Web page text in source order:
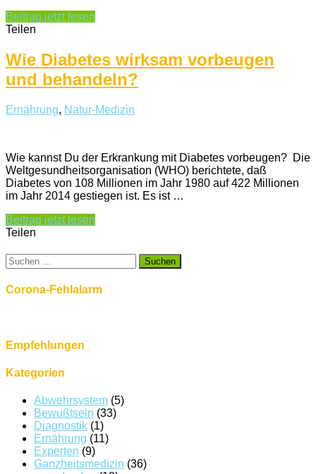
Beitrag jetzt lesen
Teilen
Wie Diabetes wirksam vorbeugen
und behandeln?
Ernährung, Natur-Medizin
Wie kannst Du der Erkrankung mit Diabetes vorbeugen? Die
Weltgesundheitsorganisation (WHO) berichtete, daß
Diabetes von 108 Millionen im Jahr 1980 auf 422 Millionen
im Jahr 2014 gestiegen ist. Es ist …
Beitrag jetzt lesen
Teilen
Suchen
nach:
Corona-Fehlalarm
Empfehlungen
Kategorien
Abwehrsystem (5)
Bewußtsein (33)
Diagnostik (1)
Ernährung (11)
Experten (9)
Ganzheitsmedizin (36)